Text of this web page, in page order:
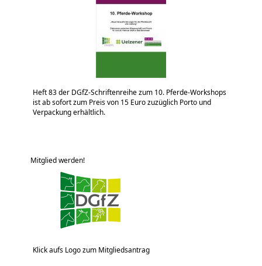
Heft 83 der DGfZ-Schriftenreihe zum 10. Pferde-Workshops
ist ab sofort zum Preis von 15 Euro zuzüglich Porto und
Verpackung erhältlich.
Mitglied werden!
Klick aufs Logo zum Mitgliedsantrag